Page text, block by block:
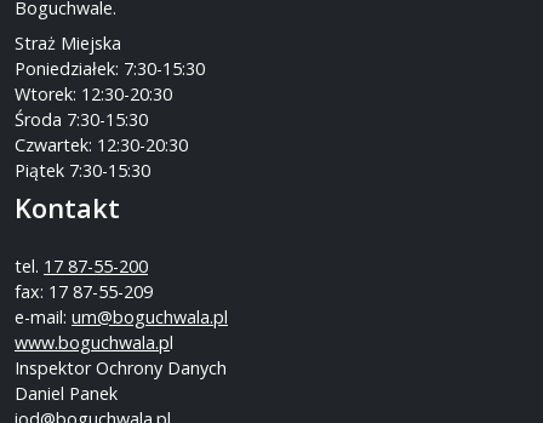
Boguchwale.
Straż Miejska
Poniedziałek: 7:30-15:30
Wtorek: 12:30-20:30
Środa 7:30-15:30
Czwartek: 12:30-20:30
Piątek 7:30-15:30
Kontakt
tel. 17 87-55-200
fax: 17 87-55-209
e-mail: um@boguchwala.pl
www.boguchwala.pl
Inspektor Ochrony Danych
Daniel Panek